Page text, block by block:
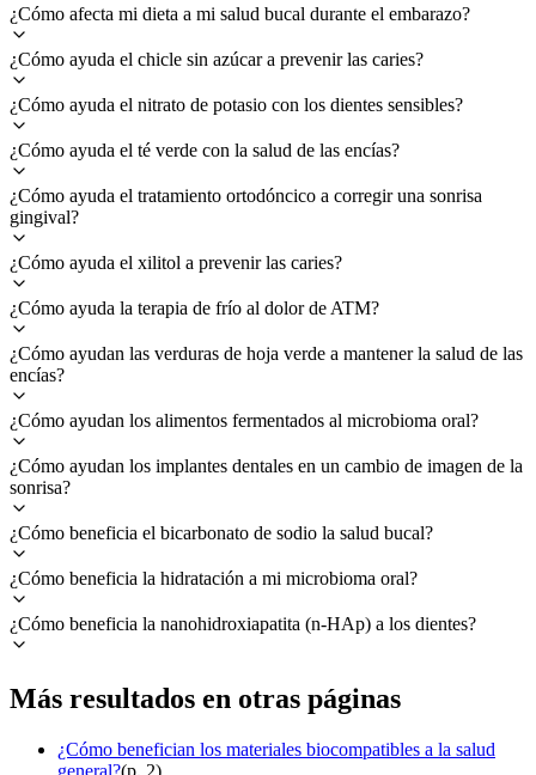
¿Cómo afecta mi dieta a mi salud bucal durante el embarazo?
¿Cómo ayuda el chicle sin azúcar a prevenir las caries?
¿Cómo ayuda el nitrato de potasio con los dientes sensibles?
¿Cómo ayuda el té verde con la salud de las encías?
¿Cómo ayuda el tratamiento ortodóncico a corregir una sonrisa
gingival?
¿Cómo ayuda el xilitol a prevenir las caries?
¿Cómo ayuda la terapia de frío al dolor de ATM?
¿Cómo ayudan las verduras de hoja verde a mantener la salud de las
encías?
¿Cómo ayudan los alimentos fermentados al microbioma oral?
¿Cómo ayudan los implantes dentales en un cambio de imagen de la
sonrisa?
¿Cómo beneficia el bicarbonato de sodio la salud bucal?
¿Cómo beneficia la hidratación a mi microbioma oral?
¿Cómo beneficia la nanohidroxiapatita (n-HAp) a los dientes?
Más resultados en otras páginas
¿Cómo benefician los materiales biocompatibles a la salud